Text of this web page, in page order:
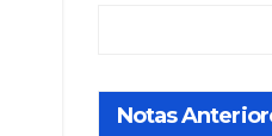
Notas